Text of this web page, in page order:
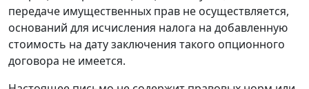
передаче имущественных прав не осуществляется,
оснований для исчисления налога на добавленную
стоимость на дату заключения такого опционного
договора не имеется.